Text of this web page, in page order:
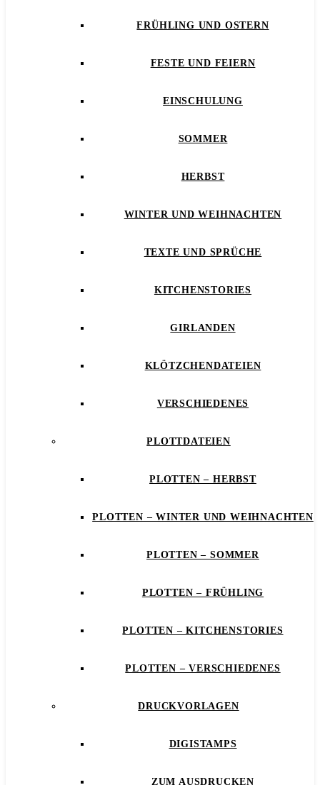
FRÜHLING UND OSTERN
FESTE UND FEIERN
EINSCHULUNG
SOMMER
HERBST
WINTER UND WEIHNACHTEN
TEXTE UND SPRÜCHE
KITCHENSTORIES
GIRLANDEN
KLÖTZCHENDATEIEN
VERSCHIEDENES
PLOTTDATEIEN
PLOTTEN – HERBST
PLOTTEN – WINTER UND WEIHNACHTEN
PLOTTEN – SOMMER
PLOTTEN – FRÜHLING
PLOTTEN – KITCHENSTORIES
PLOTTEN – VERSCHIEDENES
DRUCKVORLAGEN
DIGISTAMPS
ZUM AUSDRUCKEN